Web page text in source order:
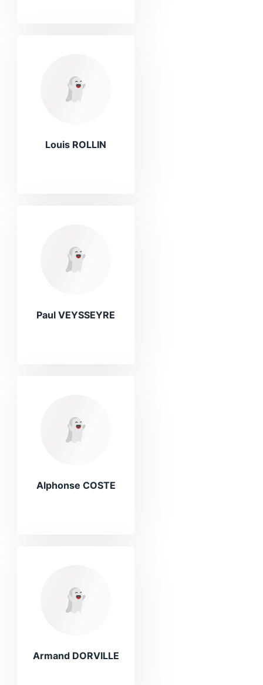
Louis ROLLIN
Paul VEYSSEYRE
Alphonse COSTE
Armand DORVILLE